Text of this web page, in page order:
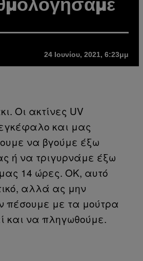
24 Ιουνίου, 2021, 6:23μμ
Οι ακτίνες UV
και μας
να βγούμε έξω
ή να τριγυρνάμε έξω
14 ώρες. ΟΚ, αυτό
αλλά ας μην
πέσουμε με τα μούτρα
και να πληγωθούμε.